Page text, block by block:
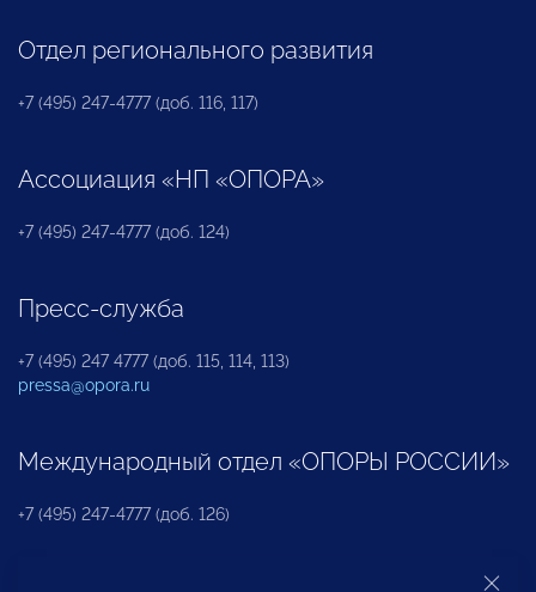
Отдел регионального развития
+7 (495) 247-4777 (доб. 116, 117)
Ассоциация «НП «ОПОРА»
+7 (495) 247-4777 (доб. 124)
Пресс-служба
+7 (495) 247 4777 (доб. 115, 114, 113)
pressa@opora.ru
Международный отдел «ОПОРЫ РОССИИ»
+7 (495) 247-4777 (доб. 126)